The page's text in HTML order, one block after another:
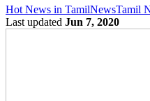
Hot News in TamilNewsTamil
Last updated Jun 7, 2020